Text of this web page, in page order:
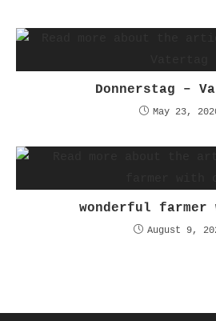
Donnerstag –
May 23,
wonderful
August 9,